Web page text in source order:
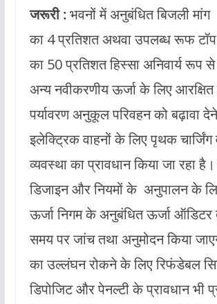
जरूरी :भवनों में अनुबंधित बिजली मांग
का 4 प्रतिशत अथवा उपलब्ध रूफ
का 50 प्रतिशत हिस्सा अनिवार्य रूप से
अन्य नवीकरणीय ऊर्जा के लिए आरक्षित
पर्यावरण अनुकूल परिवहन को बढ़ावा
इलेक्ट्रिक वाहनों के लिए पृथक चार्जिंग
व्यवस्था का प्रावधान किया जा रहा
डिजाइन और नियमों के अनुपालन के
ऊर्जा निगम के अनुबंधित ऊर्जा ऑडिटर
समय पर जांच तथा अनुमोदन किया
का उल्लंघन रोकने के लिए रिफंडेबल
डिपोजिट और पेनल्टी के प्रावधान भी